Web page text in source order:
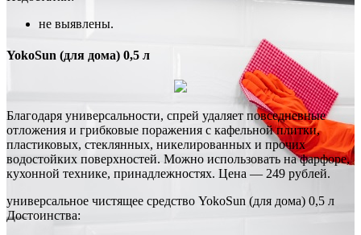
не выявлены.
YokoSun (для дома) 0,5 л
Благодаря универсальности, спрей удаляет повседневные
отложения и грибковые поражения с кафельной плитки,
пластиковых, стеклянных, никелированных и прочих
водостойких поверхностей. Можно использовать на фарфоре,
кухонной технике, принадлежностях. Цена — 249 рублей.
универсальное чистящее средство YokoSun (для дома) 0,5 л
Достоинства: